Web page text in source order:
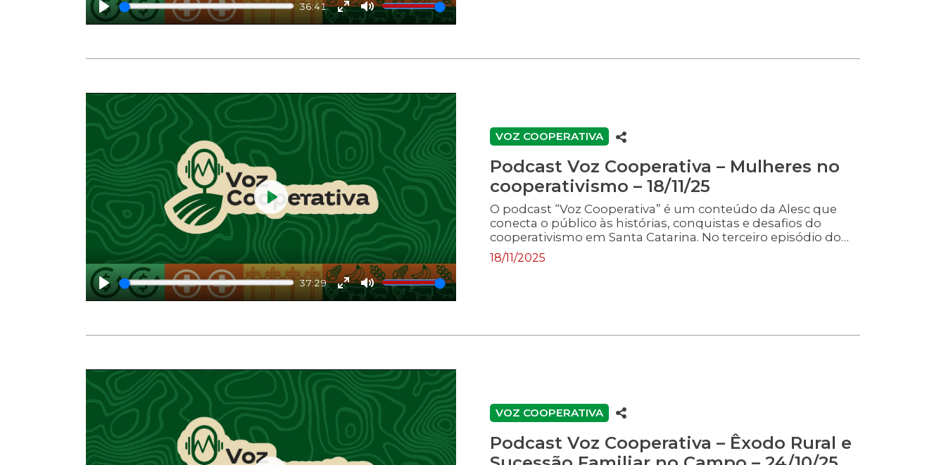
Play
36:41
EnterMute
Play
37:29
EnterMute
Play
VOZ COOPERATIVA
Podcast Voz Cooperativa – Mulheres no
cooperativismo – 18/11/25
O podcast “Voz Cooperativa” é um conteúdo da Alesc que
conecta o público às histórias, conquistas e desafios do
cooperativismo em Santa Catarina. No terceiro episódio do
podcast da Alesc “Voz Cooperativa” o assunto é mulher no
cooperativismo. As mulheres representam cerca de 43% dos
Julia Cristina Hardt.
18/11/2025
VOZ COOPERATIVA
Podcast Voz Cooperativa – Êxodo Rural e